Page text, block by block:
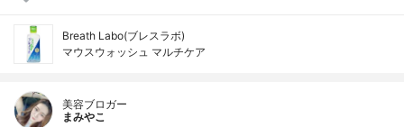
Breath Labo(ブレスラボ)
マウスウォッシュ マルチケア
美容ブロガー
まみやこ